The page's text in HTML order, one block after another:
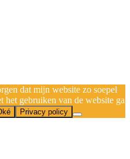
dat mijn website zo soepel
het gebruiken van de website ga
Privacy policy